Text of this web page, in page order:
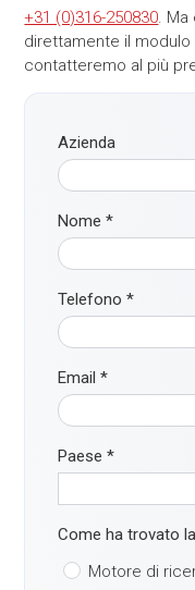
+31 (0)316-250830. Ma
direttamente il
contatteremo al più
Azienda
Nome*
Telefono*
Email*
Paese*
Come ha trovato
Motore di